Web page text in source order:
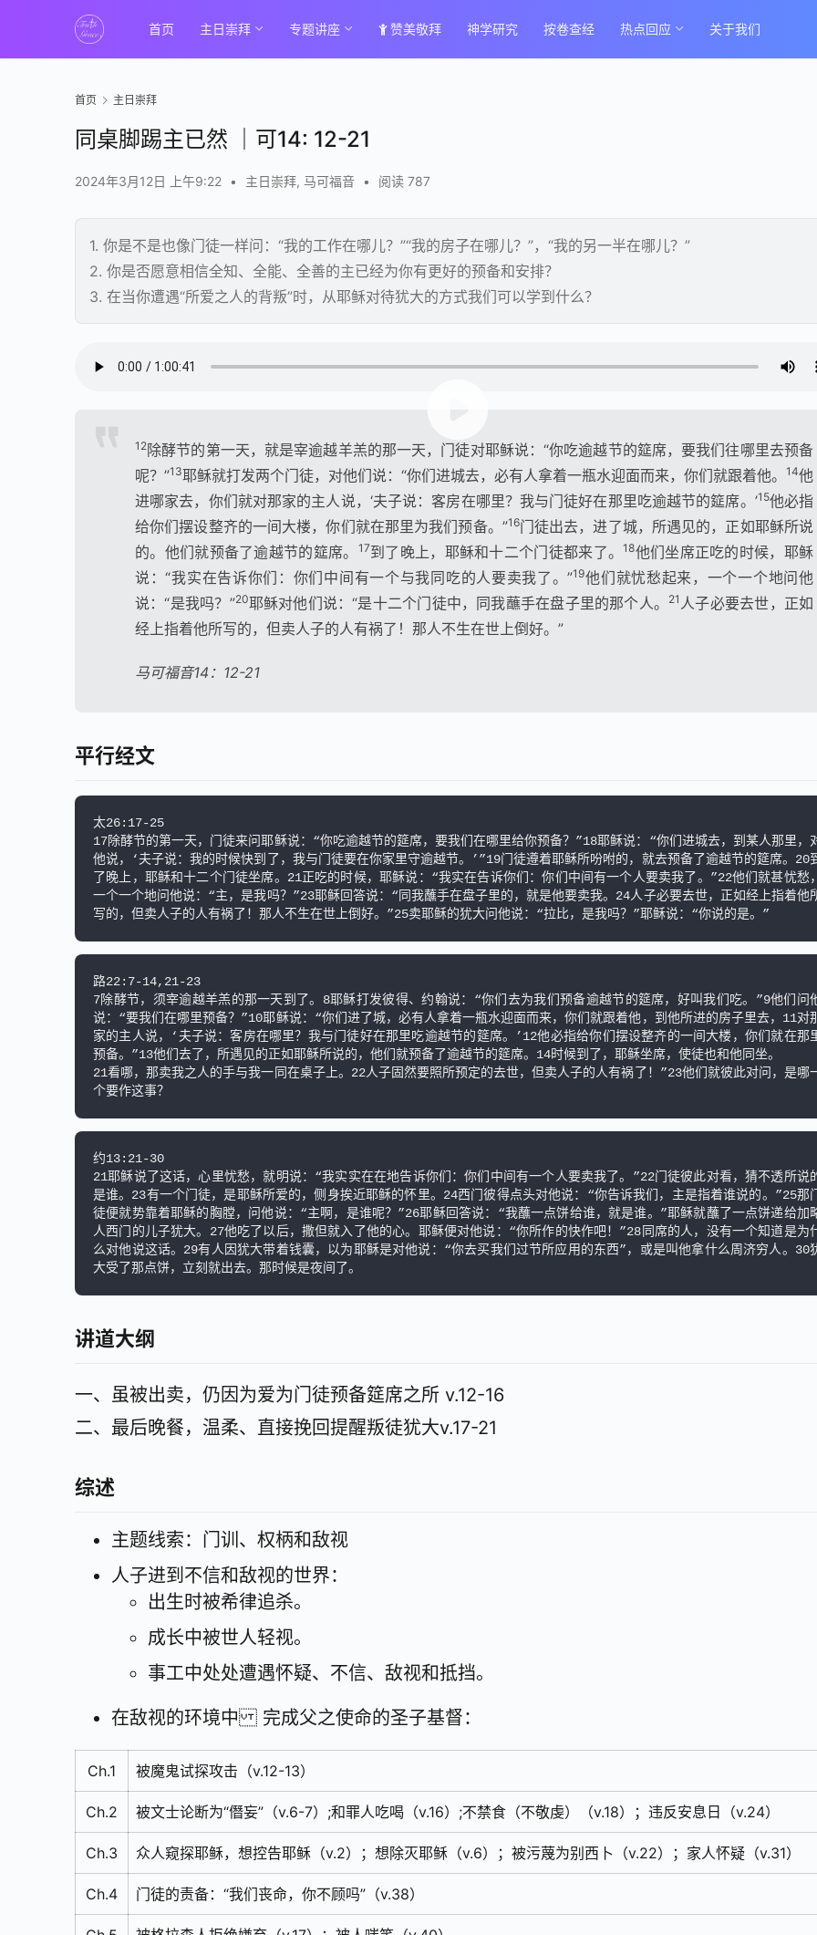
首页 主日崇拜 专题讲座 赞美敬拜 神学研究 按卷查经 热点回应 关于我们
首页 主日崇拜
同桌脚踢主已然 ｜可14: 12-21
2024年3月12日 上午9:22 • 主日崇拜, 马可福音 • 阅读 787
1. 你是不是也像门徒一样问：“我的工作在哪儿？”“我的房子在哪儿？”，“我的另一半在哪儿？”
2. 你是否愿意相信全知、全能、全善的主已经为你有更好的预备和安排？
3. 在当你遭遇“所爱之人的背叛”时，从耶稣对待犹大的方式我们可以学到什么？
12除酵节的第一天，就是宰逾越羊羔的那一天，门徒对耶稣说：“你吃逾越节的筵席，要我们往哪里去预备
呢？”13耶稣就打发两个门徒，对他们说：“你们进城去，必有人拿着一瓶水迎面而来，你们就跟着他。 14他
进哪家去，你们就对那家的主人说，‘夫子说：客房在哪里？我与门徒好在那里吃逾越节的筵席。’15他必指
给你们摆设整齐的一间大楼，你们就在那里为我们预备。”16门徒出去，进了城，所遇见的，正如耶稣所说
的。他们就预备了逾越节的筵席。
17到了晚上，耶稣和十二个门徒都来了。18他们坐席正吃的时候，耶稣
说：“我实在告诉你们：你们中间有一个与我同吃的人要卖我了。”19他们就忧愁起来，一个一个地问他
说：“是我吗？”20耶稣对他们说：“是十二个门徒中，同我蘸手在盘子里的那个人。 21 人子必要去世，正如
经上指着他所写的，但卖人子的人有祸了！那人不生在世上倒好。”
马可福音14：12-21
平行经文
太26:17-25
17除酵节的第一天，门徒来问耶稣说：“你吃逾越节的筵席，要我们在哪里给你预备？”18耶稣说：“你们进城去，到某人那里，
他说，‘夫子说：我的时候快到了，我与门徒要在你家里守逾越节。’”19门徒遵着耶稣所吩咐的，就去预备了逾越节的筵席。20
了晚上，耶稣和十二个门徒坐席。21正吃的时候，耶稣说：“我实在告诉你们：你们中间有一个人要卖我了。”22他们就甚忧愁
一个一个地问他说：“主，是我吗？”23耶稣回答说：“同我蘸手在盘子里的，就是他要卖我。24人子必要去世，正如经上指着他
写的，但卖人子的人有祸了！那人不生在世上倒好。”25卖耶稣的犹大问他说：“拉比，是我吗？”耶稣说：“你说的是。”
路22:7-14,21-23
7除酵节，须宰逾越羊羔的那一天到了。8耶稣打发彼得、约翰说：“你们去为我们预备逾越节的筵席，好叫我们吃。”9他们问
说：“要我们在哪里预备？”10耶稣说：“你们进了城，必有人拿着一瓶水迎面而来，你们就跟着他，到他所进的房子里去，11对
家的主人说，‘夫子说：客房在哪里？我与门徒好在那里吃逾越节的筵席。’12他必指给你们摆设整齐的一间大楼，你们就在那
预备。”13他们去了，所遇见的正如耶稣所说的，他们就预备了逾越节的筵席。14时候到了，耶稣坐席，使徒也和他同坐。
21看哪，那卖我之人的手与我一同在桌子上。22人子固然要照所预定的去世，但卖人子的人有祸了！”23他们就彼此对问，是哪
个要作这事？
约13:21-30
21耶稣说了这话，心里忧愁，就明说：“我实实在在地告诉你们：你们中间有一个人要卖我了。”22门徒彼此对看，猜不透所说
是谁。23有一个门徒，是耶稣所爱的，侧身挨近耶稣的怀里。24西门彼得点头对他说：“你告诉我们，主是指着谁说的。”25那
徒便就势靠着耶稣的胸膛，问他说：“主啊，是谁呢？”26耶稣回答说：“我蘸一点饼给谁，就是谁。”耶稣就蘸了一点饼递给加
人西门的儿子犹大。27他吃了以后，撒但就入了他的心。耶稣便对他说：“你所作的快作吧！”28同席的人，没有一个知道是为
么对他说这话。29有人因犹大带着钱囊，以为耶稣是对他说：“你去买我们过节所应用的东西”，或是叫他拿什么周济穷人。30
大受了那点饼，立刻就出去。那时候是夜间了。
讲道大纲
一、虽被出卖，仍因为爱为门徒预备筵席之所 v.12-16
二、最后晚餐，温柔、直接挽回提醒叛徒犹大v.17-21
综述
主题线索：门训、权柄和敌视
人子进到不信和敌视的世界：
出生时被希律追杀。
成长中被世人轻视。
事工中处处遭遇怀疑、不信、敌视和抵挡。
在敌视的环境中 完成父之使命的圣子基督：
Ch.1 被魔鬼试探攻击（v.12-13）
Ch.2 被文士论断为“僭妄”（v.6-7）;和罪人吃喝（v.16）;不禁食（不敬虔）（v.18）；违反安息日（v.24）
Ch.3 众人窥探耶稣，想控告耶稣（v.2）；想除灭耶稣（v.6）；被污蔑为别西卜（v.22）；家人怀疑（v.31）
Ch.4 门徒的责备：“我们丧命，你不顾吗”（v.38）